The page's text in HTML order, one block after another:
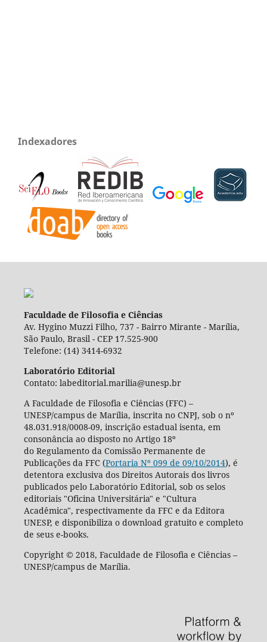
Indexadores
Faculdade de Filosofia e Ciências
Av. Hygino Muzzi Filho, 737 - Bairro Mirante - Marília,
São Paulo, Brasil - CEP 17.525-900
Telefone: (14) 3414-6932
Laboratório Editorial
Contato: labeditorial.marilia@unesp.br
A Faculdade de Filosofia e Ciências (FFC) –
UNESP/campus de Marília, inscrita no CNPJ, sob o nº
48.031.918/0008-09, inscrição estadual isenta, em
consonância ao disposto no Artigo 18º
do Regulamento da Comissão Permanente de
Publicações da FFC (Portaria Nº 099 de 09/10/2014), é
detentora exclusiva dos Direitos Autorais dos livros
publicados pelo Laboratório Editorial, sob os selos
editoriais "Oficina Universitária" e "Cultura
Acadêmica", respectivamente da FFC e da Editora
UNESP, e disponibiliza o download gratuito e completo
de seus e-books.
Copyright © 2018, Faculdade de Filosofia e Ciências –
UNESP/campus de Marília.